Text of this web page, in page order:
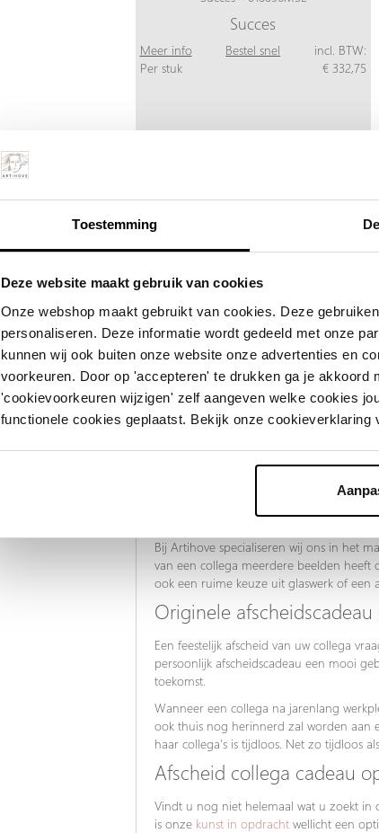
Toestemming
Deze website maakt gebruik van cookies
Onze webshop maakt gebruikt van cookies. Deze
personaliseren. Deze informatie wordt gedeeld met onze
kunnen wij ook buiten onze website onze advertenties en
voorkeuren. Door op 'accepteren' te drukken ga je
'cookievoorkeuren wijzigen' zelf aangeven welke cookies
functionele cookies geplaatst. Bekijk onze cookieverklaring
Succes
Meer info Bestel snel
incl. BTW:
Per stuk
€ 332,75
Cadeau voor afscheid
Bij Artihove bieden wij geschenken aan
kijken en om een goede periode aan te
doen voor een 12,5 jaar jubileum of
tonen dan met een uniek en blijvend
Bij Artihove specialiseren wij ons in het
van een collega meerdere beelden heeft
ook een ruime keuze uit glaswerk of een
Originele afscheidscadeau
Een feestelijk afscheid van uw collega
persoonlijk afscheidscadeau een mooi
toekomst.
Wanneer een collega na jarenlang
ook thuis nog herinnerd zal worden aan
haar collega’s is tijdloos. Net zo tijdloos
Afscheid collega cadeau
Vindt u nog niet helemaal wat u zoekt in
is onze kunst in opdrachtwellicht een